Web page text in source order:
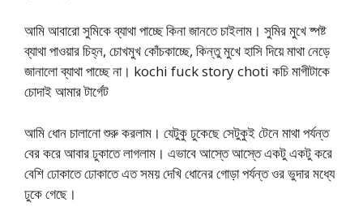
আমি আবারো সুমিকে ব্যাথা পাচ্ছে কিনা জানতে চাইলাম। সুমির মুখে ষ্পষ্ট
ব্যাথা পাওয়ার চিহ্ন, চোখমুখ কোঁচকাচ্ছে, কিন্তু মুখে হাসি দিয়ে মাথা নেড়ে
জানালো ব্যাথা পাচ্ছে না। kochi fuck story choti কচি মাগীটাকে
চোদাই আমার টার্গেট
আমি ধোন চালানো শুরু করলাম। যেটুকু ঢুকেছে সেটুকুই টেনে মাথা পর্যন্ত
বের করে আবার ঢুকাতে লাগলাম। এভাবে আস্তে আস্তে একটু একটু করে
বেশি ঢোকাতে ঢোকাতে এত সময় দেখি ধোনের গোড়া পর্যন্ত ওর ভুদার মধ্যে
ঢুকে গেছে।